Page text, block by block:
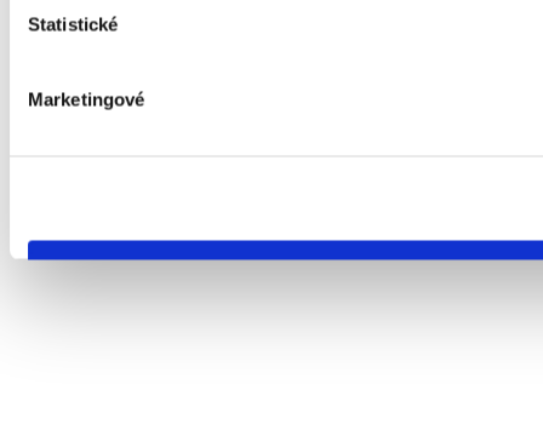
Statistické
Marketingové